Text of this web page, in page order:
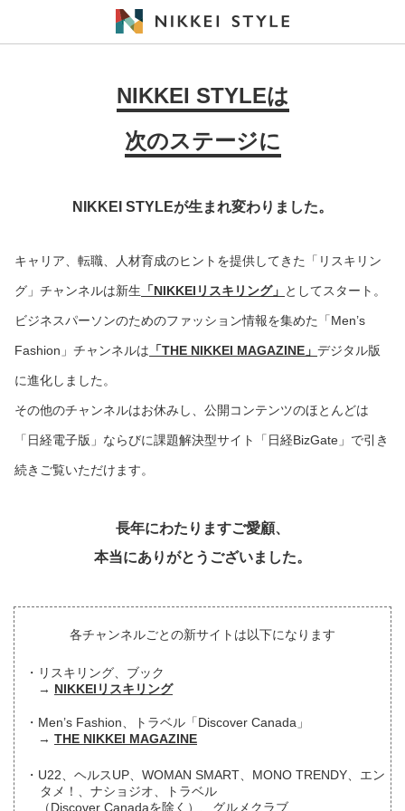
NIKKEI STYLEは
次のステージに
NIKKEI STYLEが生まれ変わりました。
キャリア、転職、人材育成のヒントを提供してきた「リスキリン
グ」チャンネルは新生 「NIKKEIリスキリング」 としてスタート。
ビジネスパーソンのためのファッション情報を集めた「Men’s
Fashion」チャンネルは 「THE NIKKEI MAGAZINE」 デジタル版
に進化しました。
その他のチャンネルはお休みし、公開コンテンツのほとんどは
「日経電子版」ならびに課題解決型サイト「日経BizGate」で引き
続きご覧いただけます。
長年にわたりますご愛顧、
本当にありがとうございました。
各チャンネルごとの新サイトは以下になります
リスキリング、ブック
NIKKEIリスキリング
Men’s Fashion、トラベル「Discover Canada」
THE NIKKEI MAGAZINE
U22、ヘルスUP、WOMAN SMART、MONO TRENDY、エン
タメ！、ナショジオ、トラベル
（Discover Canadaを除く）、グルメクラブ